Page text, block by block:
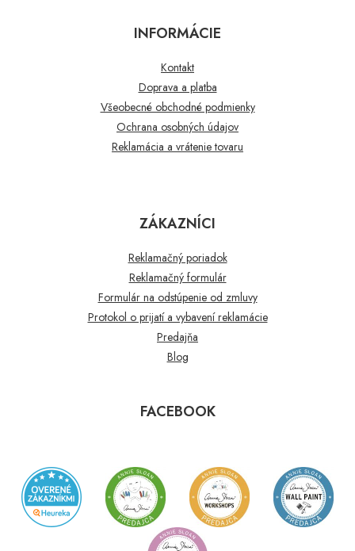
INFORMÁCIE
Kontakt
Doprava a platba
Všeobecné obchodné podmienky
Ochrana osobných údajov
Reklamácia a vrátenie tovaru
ZÁKAZNÍCI
Reklamačný poriadok
Reklamačný formulár
Formulár na odstúpenie od zmluvy
Protokol o prijatí a vybavení reklamácie
Predajňa
Blog
FACEBOOK